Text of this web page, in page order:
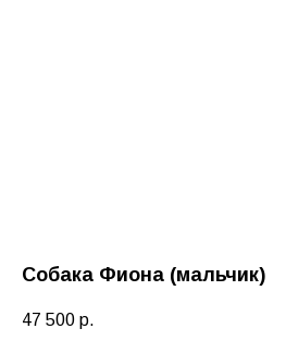
Собака Фиона (мальчик)
47 500 р.